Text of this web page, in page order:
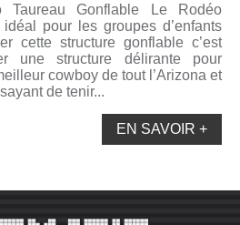
Gonflable Le Rodéo
pour les groupes d’enfants
structure gonflable c’est
une structure délirante pour
cowboy de tout l’Arizona et
de tenir...
EN SAVOIR +